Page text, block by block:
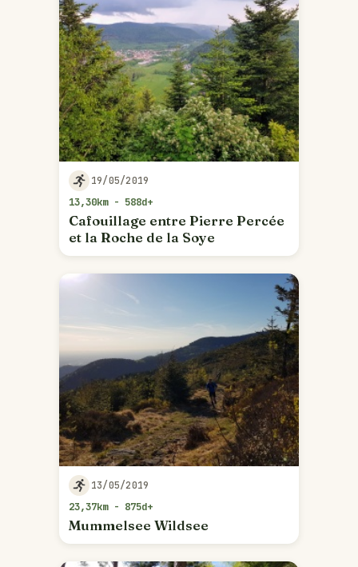
19/05/2019
13,30km - 588d+
Cafouillage entre Pierre Percée
et la Roche de la Soye
13/05/2019
23,37km - 875d+
Mummelsee Wildsee